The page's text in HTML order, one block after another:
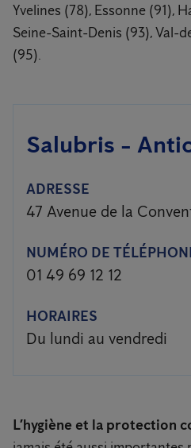
Yvelines (78), Essonne (91),
Seine-Saint-Denis (93), Val-
(95).
Salubris -
ADRESSE
47 Avenue de la
NUMÉRO DE
01 49 69 12 12
HORAIRES
Du lundi au vendredi
L’hygiène et la protection